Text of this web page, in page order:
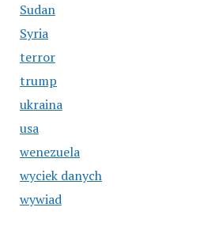
Sudan
Syria
terror
trump
ukraina
usa
wenezuela
wyciek danych
wywiad